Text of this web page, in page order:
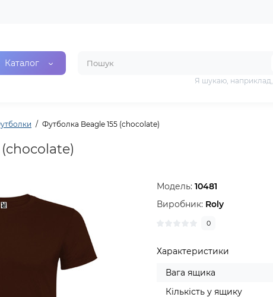
Каталог
Я шукаю, наприклад,
Футболка Beagle 155 (chocolate)
Модель:10481
Виробник: Roly
0
Характеристики
Вага ящика
Кількість у ящику